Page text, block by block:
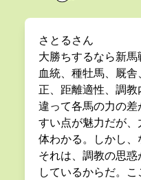
さとるさん
大勝ちするなら新馬
血統、種牡馬、厩
正、距離適性、調
違って各馬の力の
すい点が魅力だが
体わかる。しかし
それは、調教の思
しているからだ。